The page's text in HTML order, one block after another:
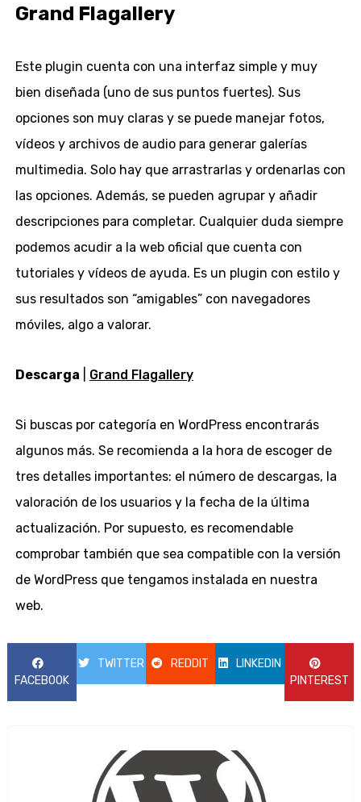
Grand Flagallery
Este plugin cuenta con una interfaz simple y muy
bien diseñada (uno de sus puntos fuertes). Sus
opciones son muy claras y se puede manejar fotos,
vídeos y archivos de audio para generar galerías
multimedia. Solo hay que arrastrarlas y ordenarlas con
las opciones. Además, se pueden agrupar y añadir
descripciones para completar. Cualquier duda siempre
podemos acudir a la web oficial que cuenta con
tutoriales y vídeos de ayuda. Es un plugin con estilo y
sus resultados son “amigables” con navegadores
móviles, algo a valorar.
Descarga Grand Flagallery
Si buscas por categoría en WordPress encontrarás
algunos más. Se recomienda a la hora de escoger de
tres detalles importantes: el número de descargas, la
valoración de los usuarios y la fecha de la última
actualización. Por supuesto, es recomendable
comprobar también que sea compatible con la versión
de WordPress que tengamos instalada en nuestra
web.
FACEBOOK
TWITTER REDDIT
LINKEDIN
PINTEREST